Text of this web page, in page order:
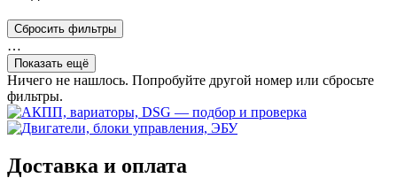
Сбросить фильтры
…
Показать ещё
Ничего не нашлось. Попробуйте другой номер или сбросьте
фильтры.
Доставка и оплата